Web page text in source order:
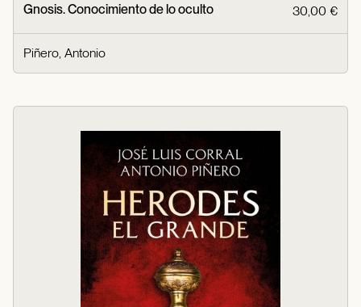
Gnosis. Conocimiento de lo oculto 30,00 €
Piñero, Antonio